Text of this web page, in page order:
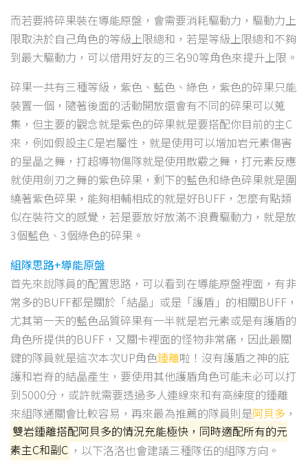
而若要將碎果裝在導能原盤，會需要消耗驅動力，驅動力上
限取決於自己角色的等級上限總和，若是等級上限總和不夠
到最大驅動力，可以借用好友的三名90等角色來提升上限。
碎果一共有三種等級，紫色、藍色、綠色，紫色的碎果只能
裝置一個，隨著後面的活動開放還會有不同的碎果可以蒐
集，但主要的觀念就是紫色的碎果就是要搭配你目前的主C
來，例如假設主C是岩屬性，就是使用可以增加岩元素傷害
的星晶之舞，打超導物傷隊就是使用散霰之舞，打元素反應
就使用劍刃之舞的紫色碎果，剩下的藍色和綠色碎果就是圍
繞著紫色碎果，能夠相輔相成的就是好BUFF，怎麼有點類
似在裝符文的感覺，若是要放好放滿不浪費驅動力，就是放
3個藍色、3個綠色的碎果。
組隊思路+導能原盤
首先來說隊員的配置思路，可以看到在導能原盤裡面，有非
常多的BUFF都是關於「結晶」或是「護盾」的相關BUFF，
尤其第一天的藍色品質碎果有一半就是岩元素或是有護盾的
角色所提供的BUFF，又關卡裡面的怪物非常痛，因此最關
鍵的隊員就是這次本次UP角色鍾離啦！沒有護盾之神的庇
護和岩脊的結晶產生，要使用其他護盾角色可能未必可以打
到5000分，或許就需要透過多人連線來和有高練度的鍾離
來組隊通關會比較容易，再來最為推薦的隊員則是阿貝多 ，
雙岩鍾離搭配阿貝多的情況充能極快，同時適配所有的元
素主C和副C ，以下洛洛也會建議三種隊伍的組隊方向。